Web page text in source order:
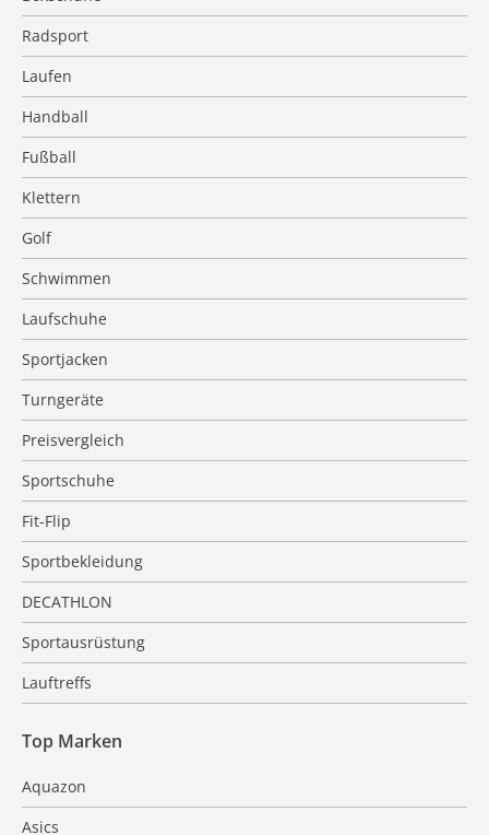
Radsport
Laufen
Handball
Fußball
Klettern
Golf
Schwimmen
Laufschuhe
Sportjacken
Turngeräte
Preisvergleich
Sportschuhe
Fit-Flip
Sportbekleidung
DECATHLON
Sportausrüstung
Lauftreffs
Top Marken
Aquazon
Asics